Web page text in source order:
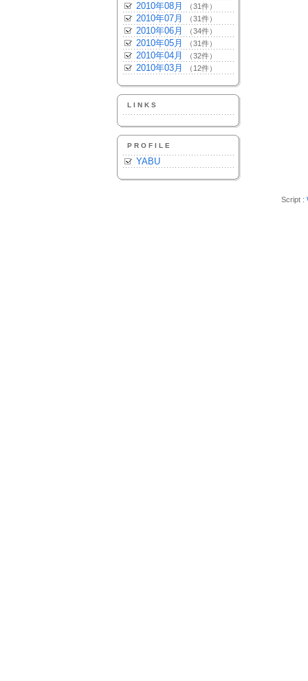
2010年08月 （31件）
2010年07月 （31件）
2010年06月 （34件）
2010年05月 （31件）
2010年04月 （32件）
2010年03月 （12件）
LINKS
PROFILE
YABU
Script :